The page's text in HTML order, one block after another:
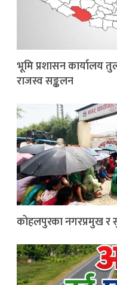
भूमि प्रशासन कार्यालय
राजस्व सङ्कलन
कोहलपुरका नगरप्रमुख